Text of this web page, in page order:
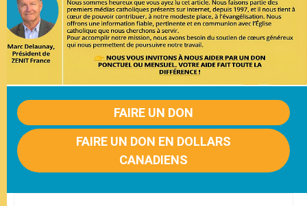
FAIRE UN DON
FAIRE UN DON EN DOLLARS
CANADIENS